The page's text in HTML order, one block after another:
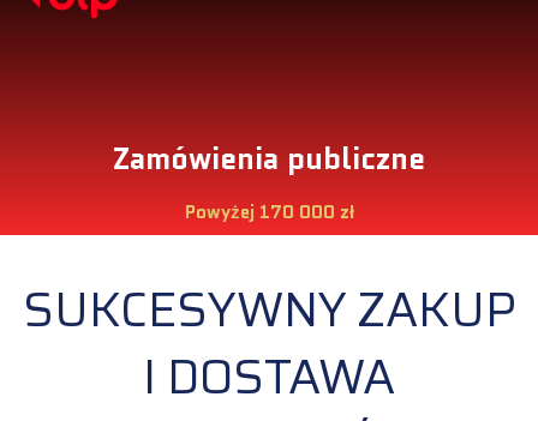
Zamówienia publiczne
Powyżej 170 000 zł
SUKCESYWNY ZAKUP
I DOSTAWA